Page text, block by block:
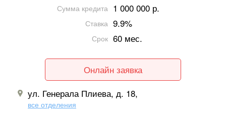
Сумма кредита 1 000 000 р.
Ставка 9.9%
Срок 60 мес.
Онлайн заявка
ул. Генерала Плиева, д. 18,
все отделения